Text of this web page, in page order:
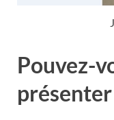
Pouvez-
présenter